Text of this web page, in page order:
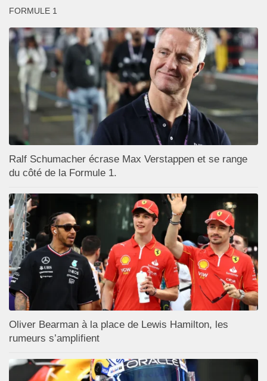
FORMULE 1
Ralf Schumacher écrase Max Verstappen et se range
du côté de la Formule 1.
Oliver Bearman à la place de Lewis Hamilton, les
rumeurs s’amplifient